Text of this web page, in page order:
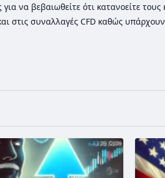
να βεβαιωθείτε ότι κατανοείτε τους
στις συναλλαγές CFD καθώς υπάρχουν